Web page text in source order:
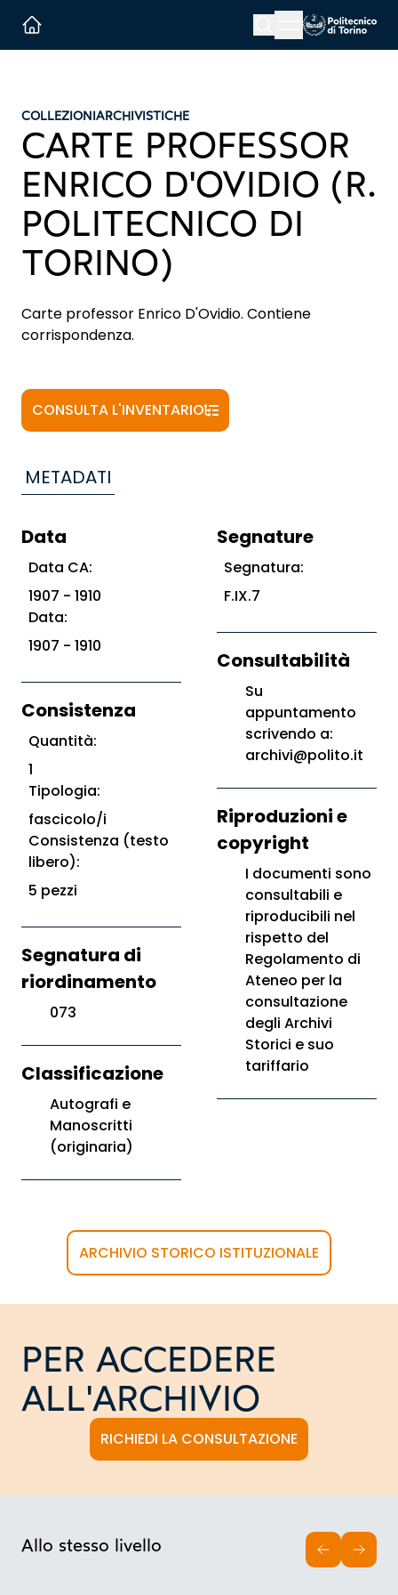
Menu button
COLLEZIONIARCHIVISTICHE
CARTE PROFESSOR
ENRICO D'OVIDIO (R.
POLITECNICO DI
TORINO)
Carte professor Enrico D'Ovidio. Contiene
corrispondenza.
CONSULTA L'INVENTARIO
METADATI
Data
Data CA:
1907 - 1910
Data:
1907 - 1910
Consistenza
Quantità:
1
Tipologia:
fascicolo/i
Consistenza (testo
libero):
5 pezzi
Segnatura di
riordinamento
073
Classificazione
Autografi e
Manoscritti
(originaria)
Segnature
Segnatura:
F.IX.7
Consultabilità
Su
appuntamento
scrivendo a:
archivi@polito.it
Riproduzioni e
copyright
I documenti sono
consultabili e
riproducibili nel
rispetto del
Regolamento di
Ateneo per la
consultazione
degli Archivi
Storici e suo
tariffario
ARCHIVIO STORICO ISTITUZIONALE
PER ACCEDERE
ALL'ARCHIVIO
RICHIEDI LA CONSULTAZIONE
Allo stesso livello
INDIETRO